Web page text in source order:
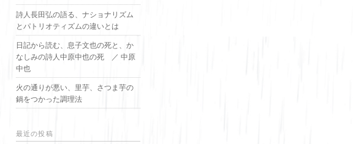
詩人長田弘の語る、ナショナリズム
とパトリオティズムの違いとは
日記から読む、息子文也の死と、か
なしみの詩人中原中也の死 ／ 中原
中也
火の通りが悪い、里芋、さつま芋の
鍋をつかった調理法
最近の投稿